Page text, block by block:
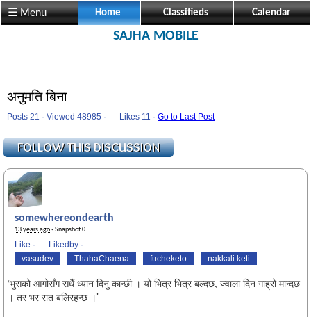
☰ Menu Home Classifieds Calendar
SAJHA MOBILE
अनुमति बिना
Posts 21 · Viewed 48985 · Likes 11 · Go to Last Post
somewhereondearth
13 years ago· Snapshot 0
Like · Likedby ·
vasudev
ThahaChaena fucheketo nakkali keti
‘भुसको आगोसँग सधैं ध्यान दिनु कान्छी । यो भित्र भित्र बल्दछ, ज्वाला दिन गाह्रो मान्दछ
। तर भर रात बलिरहन्छ ।’